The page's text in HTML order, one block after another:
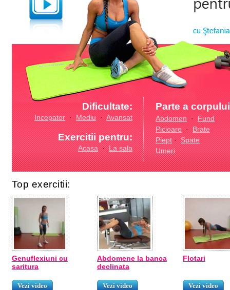
Dificultate:
Incepator·Mediu·Avansat
Exercitii pentru:
Acasa·La sala
Parte a
Abdomen·Fund
Picioare·Brate
Piept·Spate
Umeri
Top exercitii:
Genuflexiuni cu
saritura
Vezi video
Abdomene la banca
declinata
Vezi video
Flotari
Vezi video